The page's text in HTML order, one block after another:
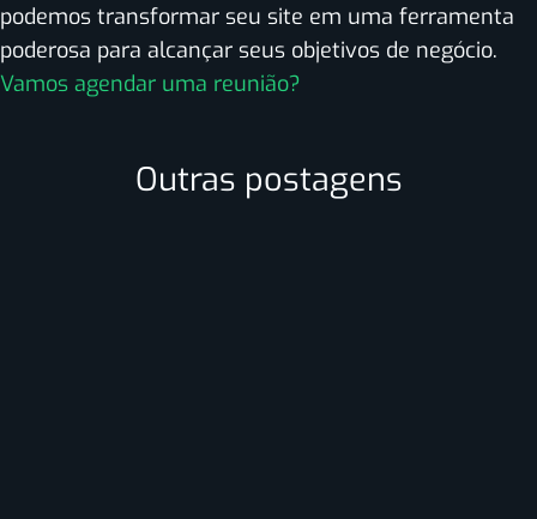
podemos transformar seu site em uma ferramenta
poderosa para alcançar seus objetivos de negócio.
Vamos agendar uma reunião?
Outras postagens